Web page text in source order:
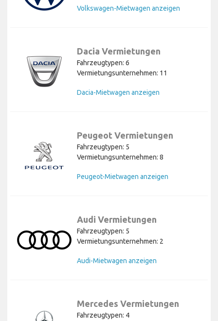
Volkswagen-Mietwagen anzeigen
Dacia Vermietungen
Fahrzeugtypen: 6
Vermietungsunternehmen: 11
Dacia-Mietwagen anzeigen
Peugeot Vermietungen
Fahrzeugtypen: 5
Vermietungsunternehmen: 8
Peugeot-Mietwagen anzeigen
Audi Vermietungen
Fahrzeugtypen: 5
Vermietungsunternehmen: 2
Audi-Mietwagen anzeigen
Mercedes Vermietungen
Fahrzeugtypen: 4